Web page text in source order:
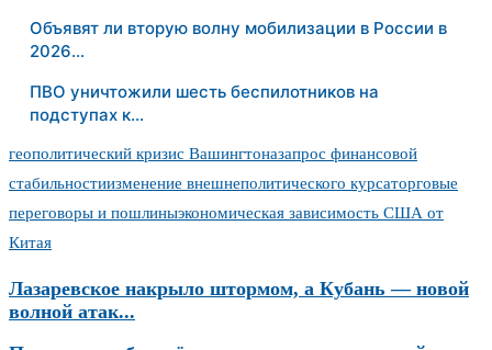
Объявят ли вторую волну мобилизации в России в
2026…
ПВО уничтожили шесть беспилотников на
подступах к…
геополитический кризис Вашингтоназапрос финансовой
стабильностиизменение внешнеполитического курсаторговые
переговоры и пошлиныэкономическая зависимость США от
Китая
Лазаревское накрыло штормом, а Кубань — новой
волной атак...